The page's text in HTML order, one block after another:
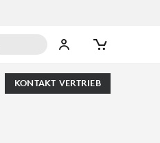
KONTAKT VERTRIEB